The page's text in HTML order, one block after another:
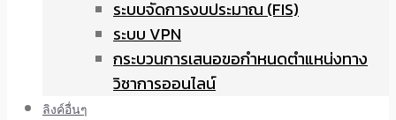
ระบบจัดการงบประมาณ (FIS)
ระบบ VPN
กระบวนการเสนอขอกำหนดตำแหน่งทาง
วิชาการออนไลน์
ลิงค์อื่นๆ